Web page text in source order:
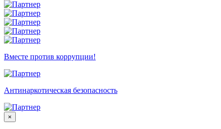
Вместе против коррупции!
Антинаркотическая безопасность
×